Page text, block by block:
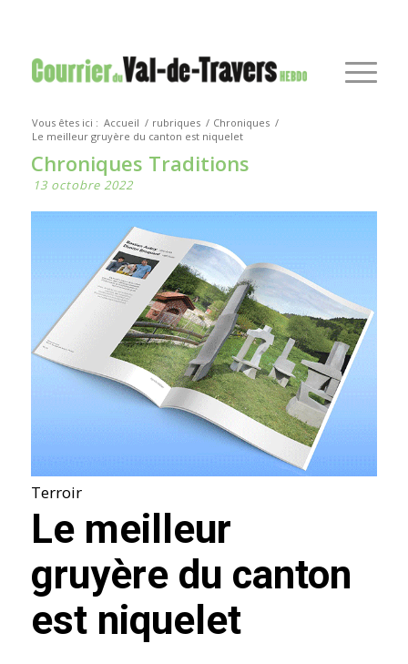
Vous êtes ici : Accueil / rubriques / Chroniques /
Le meilleur gruyère du canton est niquelet
Chroniques Traditions
13 octobre 2022
Terroir
Le meilleur
gruyère du canton
est niquelet